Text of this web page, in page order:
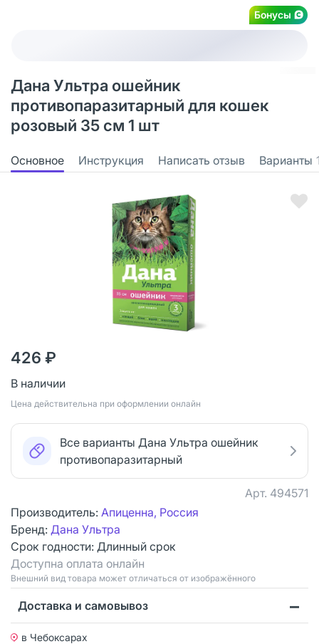
Бонусы
Дана Ультра ошейник
противопаразитарный для кошек
розовый 35 см 1 шт
Основное Инструкция Написать отзыв Варианты
426 ₽
В наличии
Цена действительна при оформлении онлайн
Все варианты Дана Ультра ошейник
противопаразитарный
Арт. 494571
Производитель: Апиценна, Россия
Бренд: Дана Ультра
Срок годности: Длинный срок
Доступна оплата онлайн
Bнешний вид товара может отличаться от изображённого
Доставка и самовывоз
в Чебоксарах